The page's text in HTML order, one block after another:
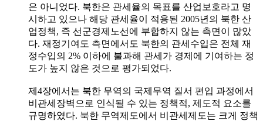
은 아니었다. 북한은 관세율의 목표를 산업보호라고 명
시하고 있으나 해당 관세율이 적용된 2005년의 북한 산
업정책, 즉 선군경제노선에 부합하지 않는 측면이 많았
다. 재정기여도 측면에서도 북한의 관세수입은 전체 재
정수입의 2% 이하에 불과해 관세가 경제에 기여하는 정
도가 높지 않은 것으로 평가되었다.
제4장에서는 북한 무역의 국제무역 질서 편입 과정에서
비관세장벽으로 인식될 수 있는 정책적, 제도적 요소를
규명하였다. 북한 무역제도에서 비관세제도는 크게 정책